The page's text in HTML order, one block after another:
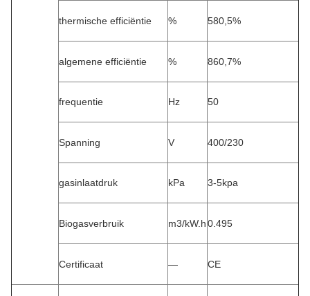
thermische efficiëntie % 580,5%
algemene efficiëntie % 860,7%
frequentie Hz 50
Spanning V 400/230
gasinlaatdruk kPa 3-5kpa
Biogasverbruik m3/kW.h0.495
Certificaat — CE